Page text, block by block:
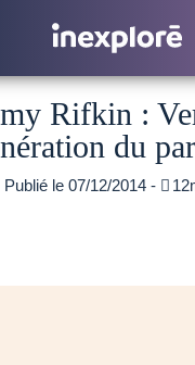
Rifkin :
du
Publié le 07/12/2014 - 